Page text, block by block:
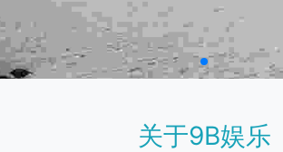
关于9B娱乐